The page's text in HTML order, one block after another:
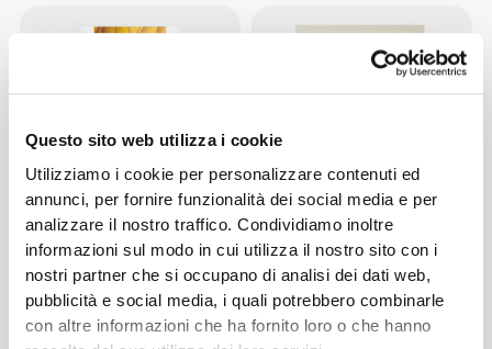
Questo sito web utilizza i cookie
Utilizziamo i cookie per personalizzare contenuti ed
annunci, per fornire funzionalità dei social media e per
analizzare il nostro traffico. Condividiamo inoltre
informazioni sul modo in cui utilizza il nostro sito con i
nostri partner che si occupano di analisi dei dati web,
pubblicità e social media, i quali potrebbero combinarle
con altre informazioni che ha fornito loro o che hanno
CHF 16.90
Probiotico Digestivo 10
Miliardi - 30 dosi
CHF 10.00
Mix di Fibre 450g